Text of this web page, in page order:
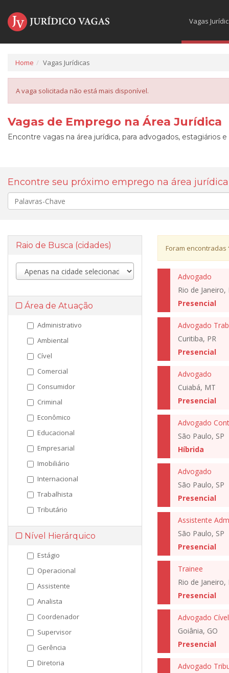
Vagas
Home Vagas Jurídicas
A vaga solicitada não está mais disponível.
Vagas de Emprego na Área Jurídica
Encontre vagas na área jurídica, para advogados, estagiários
Encontre seu próximo emprego na área jurídica
Palavra-
chave
Raio de Busca (cidades)
Área de Atuação
Administrativo
Ambiental
Cível
Comercial
Consumidor
Criminal
Econômico
Educacional
Empresarial
Imobiliário
Internacional
Trabalhista
Tributário
Nível Hierárquico
Estágio
Operacional
Assistente
Analista
Coordenador
Supervisor
Gerência
Diretoria
Foram encontradas
Advogado
Rio de Janeiro,
Presencial
Advogado
Curitiba, PR
Presencial
Advogado
Cuiabá, MT
Presencial
Advogado
São Paulo, SP
Híbrida
Advogado
São Paulo, SP
Presencial
Assistente
São Paulo, SP
Presencial
Trainee
Rio de Janeiro,
Presencial
Advogado Cível
Goiânia, GO
Presencial
Advogado